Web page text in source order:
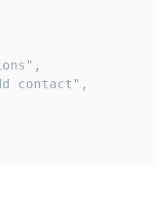
contact",